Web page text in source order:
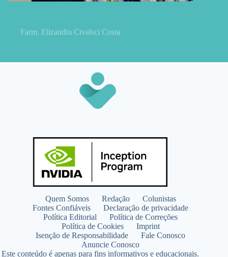
Farm. Elizandra Civalsci Costa
Quem Somos Redação
Colunistas
Fontes Confiáveis
Declaração de privacidade
Política Editorial
Política de Correções
Política de Cookies
Imprint
Isenção de Responsabilidade
Fale Conosco
Anuncie Conosco
Este conteúdo é apenas para fins informativos e educacionais.